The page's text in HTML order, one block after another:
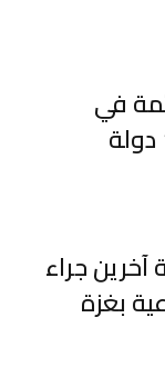
في
جراء
بغزة